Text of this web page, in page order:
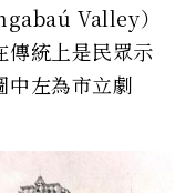
Valley）
傳統上是民眾示
中左為市立劇